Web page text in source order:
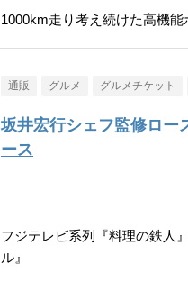
1000km走り考え続けた高機能
通販 グルメ グルメチケット
坂井宏行シェフ監修ロー
ース
フジテレビ系列『料理の鉄人
ル』